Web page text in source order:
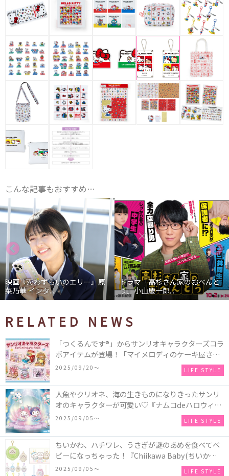
こんな記事もおすすめ…
映画『恋わずらいのエリー』原
菜乃華 インタ...
ドラマ「高杉さん家のおべんと
う」小山慶一郎...
RELATED NEWS
「つくるんです®」からサンリオキャラクターズコラ
ボアイテムが登場！「マイメロディのケーキ屋さ
ん」などミニチュアハウス8種類と、「シナモロール
のメリーゴーランド」などオルゴールで動く仕掛け
付きのウッドパズル2種類♪
2025/09/20〜 LIFE STYLE
人魚やクリオネ、海の生きものになりきったサンリ
オのキャラクターが可愛い♡『ナムコdeハロウィン
2025～マーメイドファンタジー～』全国のアミュー
ズメント施設「ナムコ」「ナムコオンラインクレー
ン」で開催！
2025/09/05〜 LIFE STYLE
ちいかわ、ハチワレ、うさぎが謎のあめを食べてベ
ビーになっちゃった！『Chiikawa Baby(ちいかわベ
ビー)』の催事を全国14か所で開催！
2025/09/05〜 LIFE STYLE